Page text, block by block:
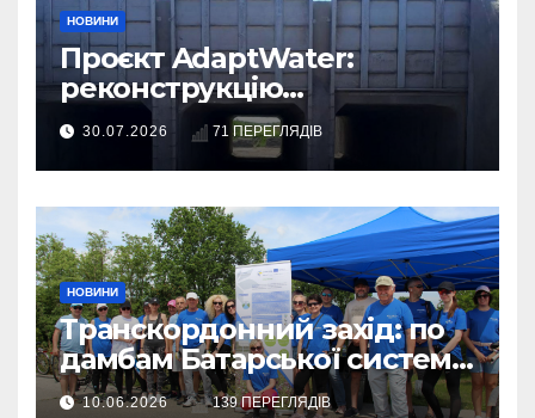
НОВИНИ
Проєкт AdaptWater:
реконструкцію
розподільчого шлюза
завершено
30.07.2026 71 ПЕРЕГЛЯДІВ
НОВИНИ
Транскордонний захід: по
дамбам Батарської системи
– на велосипедах
10.06.2026 139 ПЕРЕГЛЯДІВ